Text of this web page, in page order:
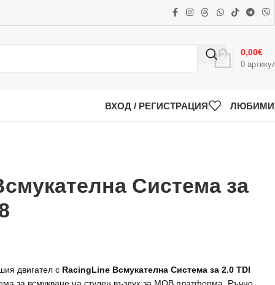
0
0,00€
ВХОД / РЕГИСТРАЦИЯ ЛЮБИМИ
Система за
двигател с RacingLine Всмукателна Система за 2.0 TDI